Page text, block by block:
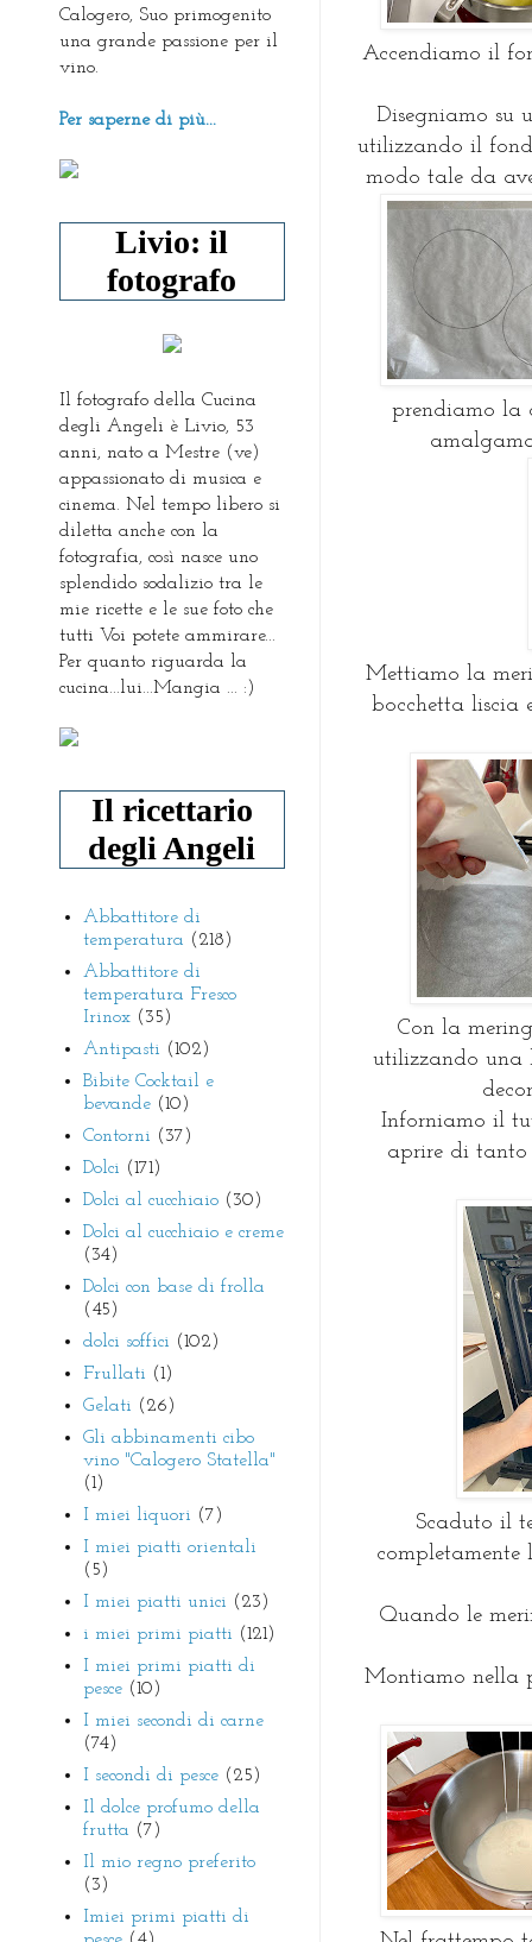
Accendiamo il
Disegniamo su
utilizzando il
modo tale da
prendiamo la
Mettiamo la
bocchetta liscia
Con la
utilizzando una
Inforniamo il
aprire di
Scaduto il
Quando le
Montiamo nella
Calogero, Suo primogenito
una grande passione per il
vino.
Per saperne di più...
Livio: il
fotografo
Il fotografo della Cucina
degli Angeli è Livio, 53
anni, nato a Mestre (ve)
appassionato di musica e
cinema. Nel tempo libero si
diletta anche con la
fotografia, così nasce uno
splendido sodalizio tra le
mie ricette e le sue foto che
tutti Voi potete ammirare...
Per quanto riguarda la
cucina...lui...Mangia ... :)
Il ricettario
degli Angeli
Abbattitore di
temperatura (218)
Abbattitore di
temperatura Fresco
Irinox (35)
Antipasti (102)
Bibite Cocktail e
bevande (10)
Contorni (37)
Dolci (171)
Dolci al cucchiaio (30)
Dolci al cucchiaio e creme
(34)
Dolci con base di frolla
(45)
dolci soffici (102)
Frullati (1)
Gelati (26)
Gli abbinamenti cibo
vino "Calogero Statella"
(1)
I miei liquori (7)
I miei piatti orientali
(5)
I miei piatti unici (23)
i miei primi piatti (121)
I miei primi piatti di
pesce (10)
I miei secondi di carne
(74)
I secondi di pesce (25)
Il dolce profumo della
frutta (7)
Il mio regno preferito
(3)
Imiei primi piatti di